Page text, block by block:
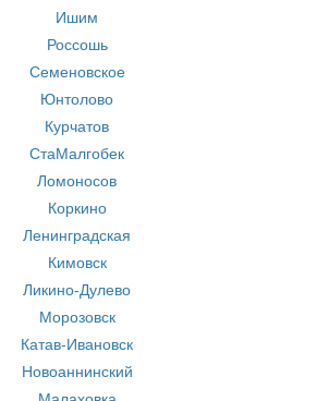
Ишим
Россошь
Семеновское
Юнтолово
Курчатов
СтаМалгобек
Ломоносов
Коркино
Ленинградская
Кимовск
Ликино-Дулево
Морозовск
Катав-Ивановск
Новоаннинский